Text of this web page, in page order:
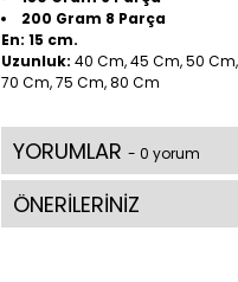
200 Gram 8 Parça
En: 15 cm.
Uzunluk: 40 Cm, 45 Cm, 50
70 Cm, 75 Cm, 80 Cm
YORUMLAR - 0 yorum
ÖNERİLERİNİZ